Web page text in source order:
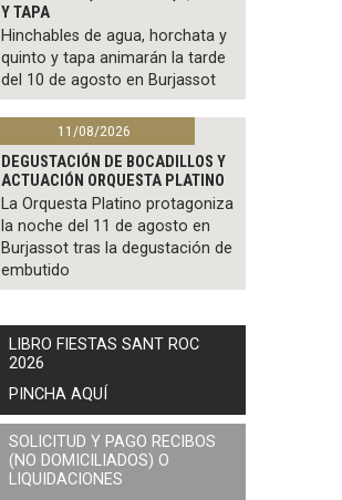
Y TAPA
Hinchables de agua, horchata y
quinto y tapa animarán la tarde
del 10 de agosto en Burjassot
11/08/2026
DEGUSTACIÓN DE BOCADILLOS Y
ACTUACIÓN ORQUESTA PLATINO
La Orquesta Platino protagoniza
la noche del 11 de agosto en
Burjassot tras la degustación de
embutido
LIBRO FIESTAS SANT ROC
2026
PINCHA AQUÍ
SOLICITUD Y PAGO RECIBOS
(NO DOMICILIADOS) O
LIQUIDACIONES